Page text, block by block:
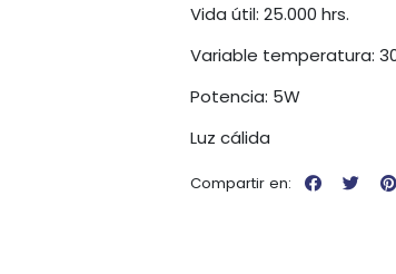
Vida útil: 25.000 hrs.
Variable temperatura:
Potencia: 5W
Luz cálida
Compartir en: